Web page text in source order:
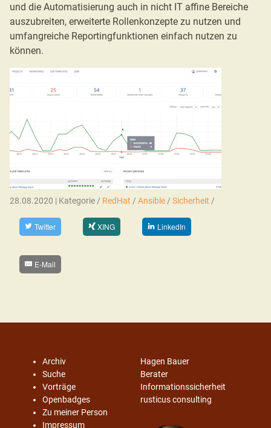
und die Automatisierung auch in nicht IT affine Bereiche
auszubreiten, erweiterte Rollenkonzepte zu nutzen und
umfangreiche Reportingfunktionen einfach nutzen zu
können.
28.08.2020 | Kategorie / RedHat / Ansible / Sicherheit /
Twitter XING LinkedIn
E-Mail
Archiv
Suche
Vorträge
Openbadges
Zu meiner Person
Impressum
Hagen Bauer
Berater
Informationssicherheit
rusticus consulting